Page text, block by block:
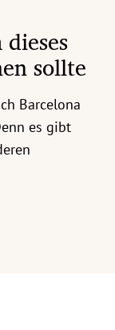
sollte
Barcelona
es gibt